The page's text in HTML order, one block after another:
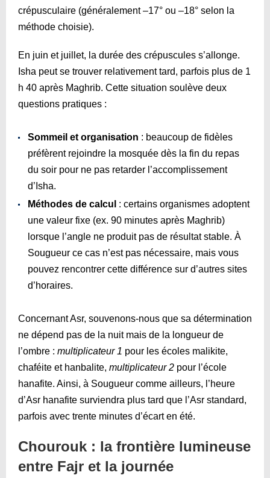
crépusculaire (généralement –17° ou –18° selon la
méthode choisie).
En juin et juillet, la durée des crépuscules s’allonge.
Isha peut se trouver relativement tard, parfois plus de 1
h 40 après Maghrib. Cette situation soulève deux
questions pratiques :
Sommeil et organisation : beaucoup de fidèles
préfèrent rejoindre la mosquée dès la fin du repas
du soir pour ne pas retarder l’accomplissement
d’Isha.
Méthodes de calcul : certains organismes adoptent
une valeur fixe (ex. 90 minutes après Maghrib)
lorsque l’angle ne produit pas de résultat stable. À
Sougueur ce cas n’est pas nécessaire, mais vous
pouvez rencontrer cette différence sur d’autres sites
d’horaires.
Concernant Asr, souvenons-nous que sa détermination
ne dépend pas de la nuit mais de la longueur de
l’ombre : multiplicateur 1 pour les écoles malikite,
chaféite et hanbalite, multiplicateur 2 pour l’école
hanafite. Ainsi, à Sougueur comme ailleurs, l’heure
d’Asr hanafite surviendra plus tard que l’Asr standard,
parfois avec trente minutes d’écart en été.
Chourouk : la frontière lumineuse
entre Fajr et la journée